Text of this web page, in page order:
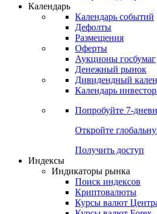
Календарь
Календарь событий
Дефолты
Размещения
Оферты
Аукционы госбумаг
Денежный рынок
Дивидендный
Календарь
Попробуйте 7-
Откройте
Получить доступ
Индексы
Индикаторы рынка
Поиск индексов
Криптовалюты
Курсы валют